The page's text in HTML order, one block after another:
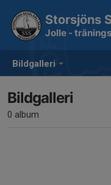
Bildgalleri
Storsjöns
Jolle -
Bildgalleri
0 album